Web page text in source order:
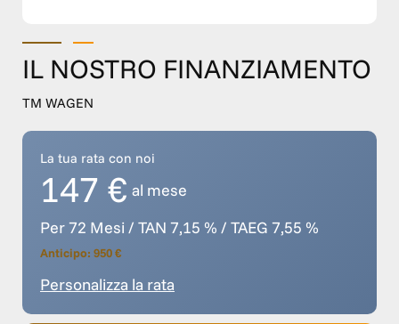
IL NOSTRO FINANZIAMENTO
TM WAGEN
La tua rata con noi
147 € al mese
Per 72 Mesi / TAN 7,15 % / TAEG 7,55 %
Anticipo: 950 €
Personalizza la rata